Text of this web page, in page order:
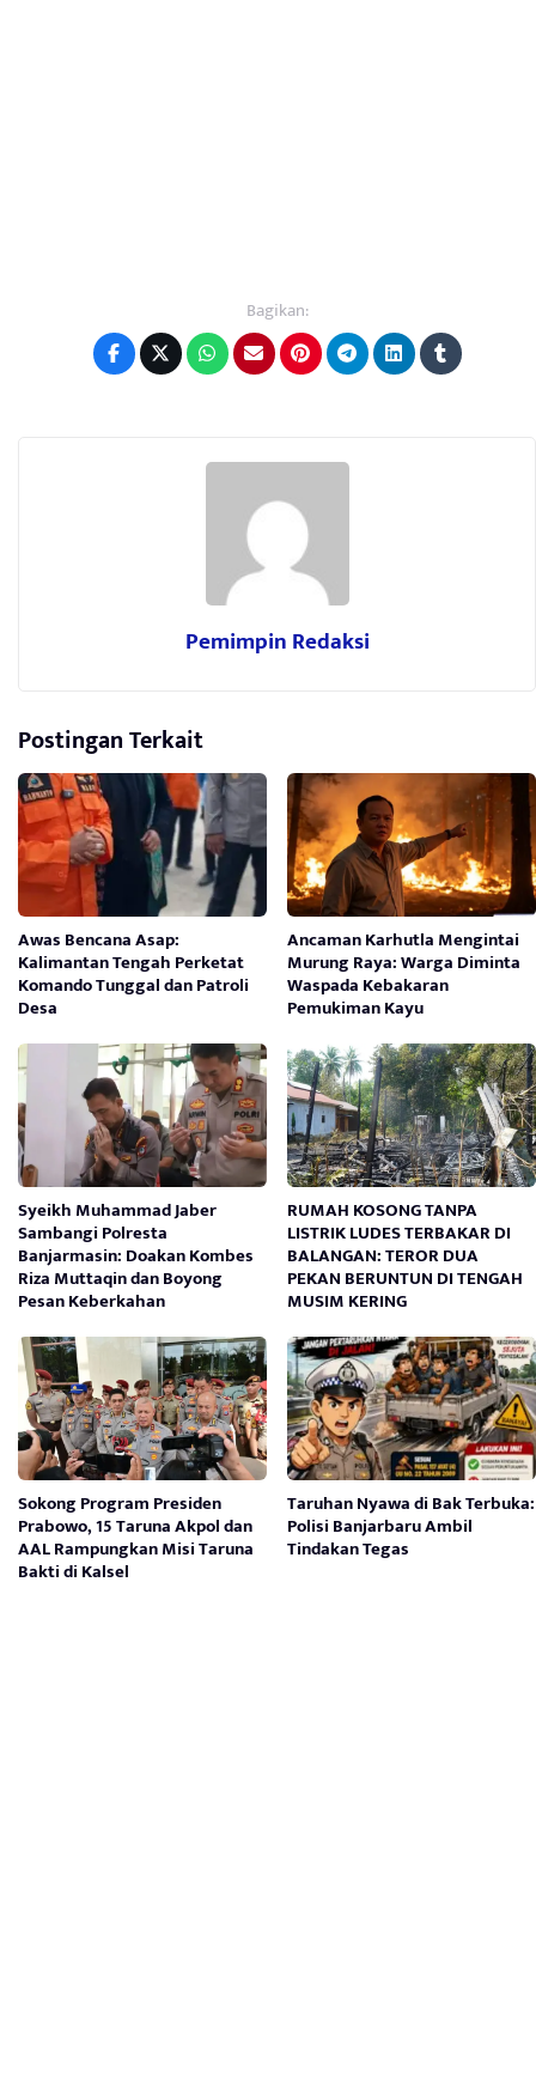
Bagikan:
Pemimpin Redaksi
Postingan Terkait
Awas Bencana Asap:
Kalimantan Tengah Perketat
Komando Tunggal dan Patroli
Desa
Ancaman Karhutla Mengintai
Murung Raya: Warga Diminta
Waspada Kebakaran
Pemukiman Kayu
Syeikh Muhammad Jaber
Sambangi Polresta
Banjarmasin: Doakan Kombes
Riza Muttaqin dan Boyong
Pesan Keberkahan
RUMAH KOSONG TANPA
LISTRIK LUDES TERBAKAR DI
BALANGAN: TEROR DUA
PEKAN BERUNTUN DI TENGAH
MUSIM KERING
Sokong Program Presiden
Prabowo, 15 Taruna Akpol dan
AAL Rampungkan Misi Taruna
Bakti di Kalsel
Taruhan Nyawa di Bak Terbuka:
Polisi Banjarbaru Ambil
Tindakan Tegas